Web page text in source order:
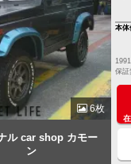
6枚
ル car shop カモー
ン
本体
保証